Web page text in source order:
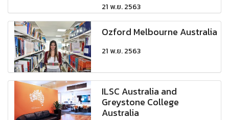
21 พ.ย. 2563
Ozford Melbourne Australia
21 พ.ย. 2563
ILSC Australia and
Greystone College
Australia